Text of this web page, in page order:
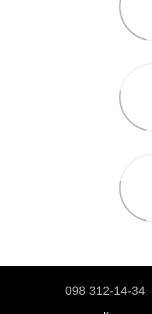
098 312-14-34